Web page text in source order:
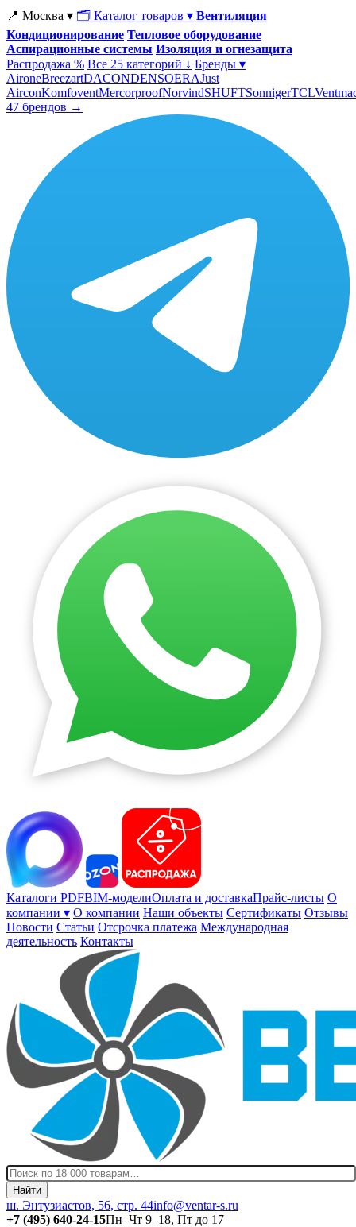
📍 Москва ▾ 🗂 Каталог товаров ▾ Вентиляция
Кондиционирование Тепловое оборудование
Аспирационные системы Изоляция и огнезащита
Распродажа % Все 25 категорий ↓ Бренды ▾
AironeBreezartDACONDENSOERAJust
AirconKomfoventMercorproofNorvindSHUFTSonnigerTCL
47 брендов →
Каталоги PDFBIM-моделиОплата и доставкаПрайс-листы О
компании ▾ О компании Наши объекты Сертификаты Отзывы
Новости Статьи Отсрочка платежа Международная
деятельность Контакты
Найти
ш. Энтузиастов, 56, стр. 44info@ventar-s.ru
+7 (495) 640-24-15Пн–Чт 9–18, Пт до 17